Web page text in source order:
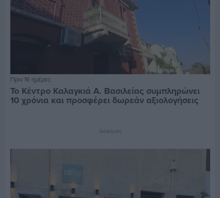
Πριν 16 ημέρες
Το Κέντρο Καλαγκιά Α. Βασιλείας συμπληρώνει
10 χρόνια και προσφέρει δωρεάν αξιολογήσεις
Διαφήμιση